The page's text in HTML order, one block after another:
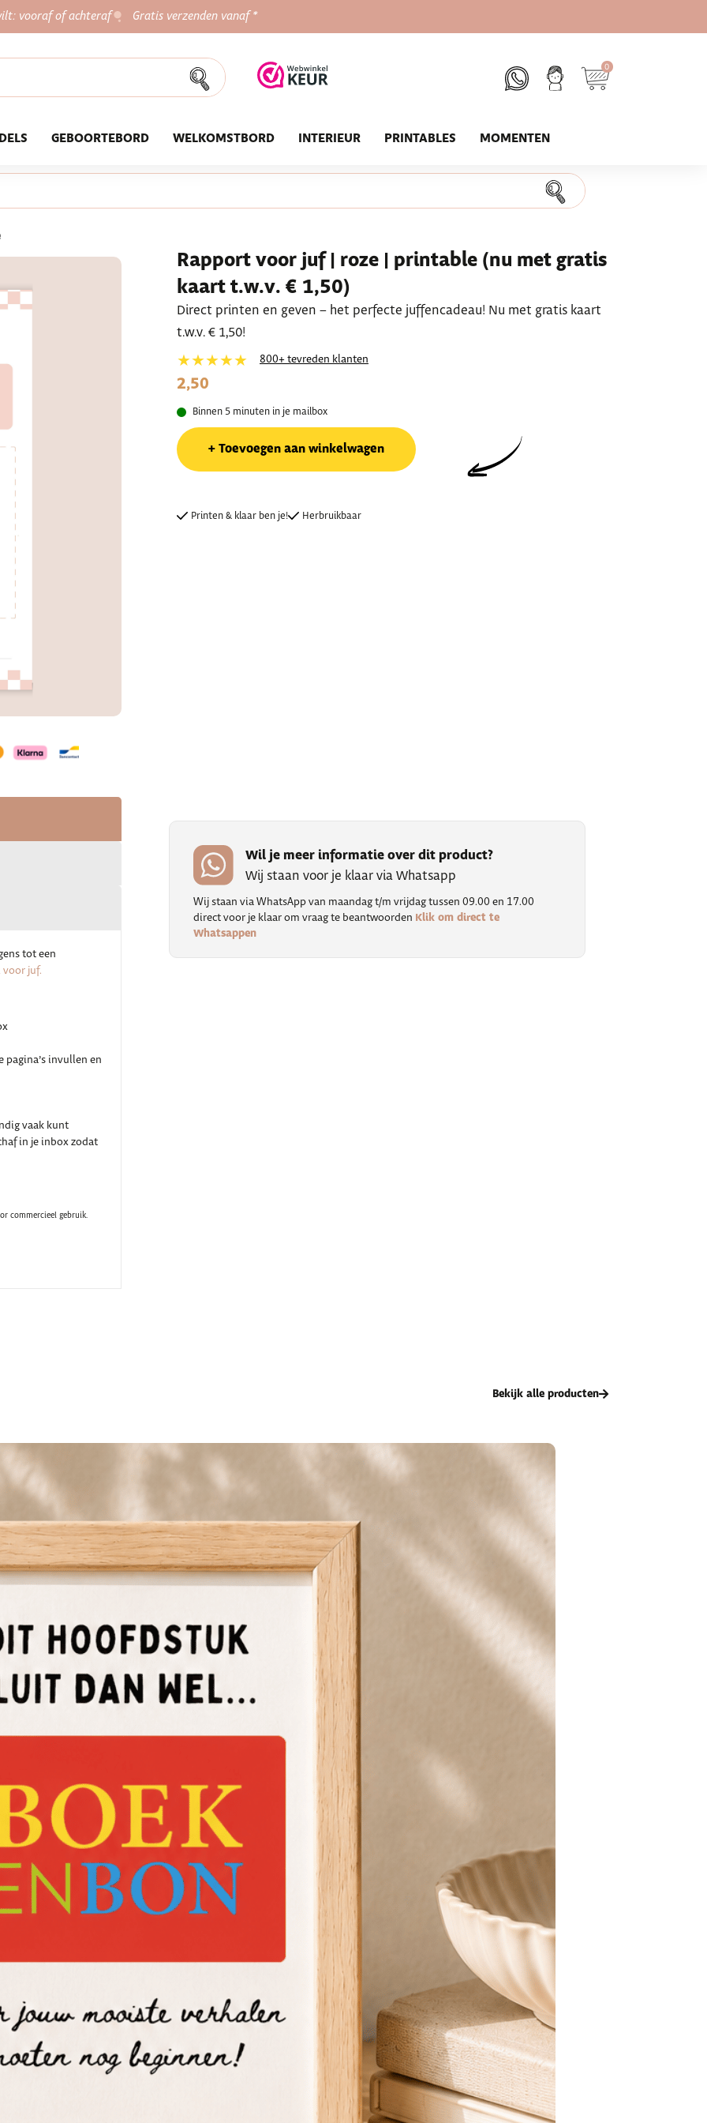
vooraf of achteraf Gratis verzenden vanaf *
0
GEBOORTEBORD WELKOMSTBORD INTERIEUR PRINTABLES MOMENTEN
Rapport voor juf | roze | printable (nu met gratis
kaart t.w.v. € 1,50)
Direct printen en geven – het perfecte juffencadeau! Nu met gratis kaart
t.w.v. € 1,50!
★★★★★ 800+ tevreden klanten
2,50
Binnen 5 minuten in je mailbox
Toevoegen aan winkelwagen
Printen & klaar ben je! Herbruikbaar
tot een
voor juf.
pagina’s invullen en
vaak kunt
in je inbox zodat
commercieel gebruik.
Wil je meer informatie over dit product?
Wij staan voor je klaar via Whatsapp
Wij staan via WhatsApp van maandag t/m vrijdag tussen 09.00 en 17.00
direct voor je klaar om vraag te beantwoorden Klik om direct te
Whatsappen
Bekijk alle producten